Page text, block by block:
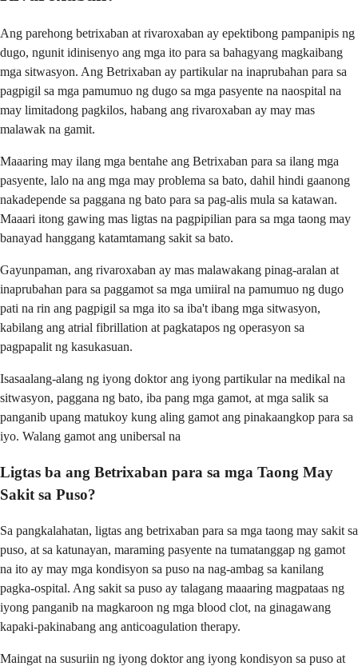
Ang parehong betrixaban at rivaroxaban ay epektibong pampanipis ng
dugo, ngunit idinisenyo ang mga ito para sa bahagyang magkaibang
mga sitwasyon. Ang Betrixaban ay partikular na inaprubahan para sa
pagpigil sa mga pamumuo ng dugo sa mga pasyente na naospital na
may limitadong pagkilos, habang ang rivaroxaban ay may mas
malawak na gamit.
Maaaring may ilang mga bentahe ang Betrixaban para sa ilang mga
pasyente, lalo na ang mga may problema sa bato, dahil hindi gaanong
nakadepende sa paggana ng bato para sa pag-alis mula sa katawan.
Maaari itong gawing mas ligtas na pagpipilian para sa mga taong may
banayad hanggang katamtamang sakit sa bato.
Gayunpaman, ang rivaroxaban ay mas malawakang pinag-aralan at
inaprubahan para sa paggamot sa mga umiiral na pamumuo ng dugo
pati na rin ang pagpigil sa mga ito sa iba't ibang mga sitwasyon,
kabilang ang atrial fibrillation at pagkatapos ng operasyon sa
pagpapalit ng kasukasuan.
Isasaalang-alang ng iyong doktor ang iyong partikular na medikal na
sitwasyon, paggana ng bato, iba pang mga gamot, at mga salik sa
panganib upang matukoy kung aling gamot ang pinakaangkop para sa
iyo. Walang gamot ang unibersal na
Ligtas ba ang Betrixaban para sa mga Taong May
Sakit sa Puso?
Sa pangkalahatan, ligtas ang betrixaban para sa mga taong may sakit sa
puso, at sa katunayan, maraming pasyente na tumatanggap ng gamot
na ito ay may mga kondisyon sa puso na nag-ambag sa kanilang
pagka-ospital. Ang sakit sa puso ay talagang maaaring magpataas ng
iyong panganib na magkaroon ng mga blood clot, na ginagawang
kapaki-pakinabang ang anticoagulation therapy.
Maingat na susuriin ng iyong doktor ang iyong kondisyon sa puso at